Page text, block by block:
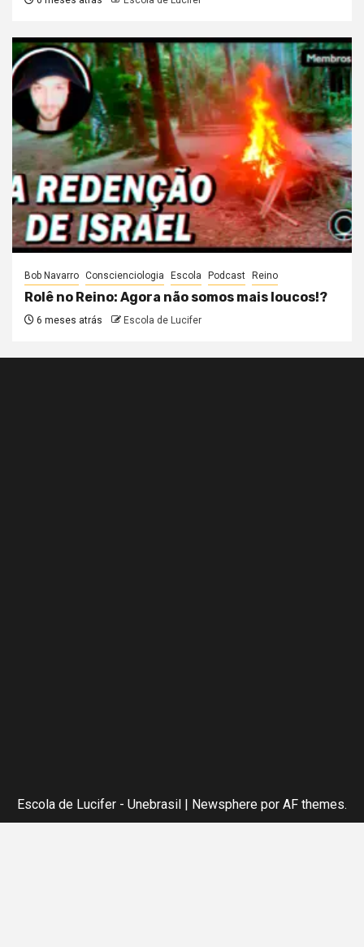
Bob Navarro Conscienciologia Escola Podcast Reino
Rolê no Reino: Agora não somos mais loucos!?
6 meses atrás Escola de Lucifer
Escola de Lucifer - Unebrasil Newsphere por AF themes.